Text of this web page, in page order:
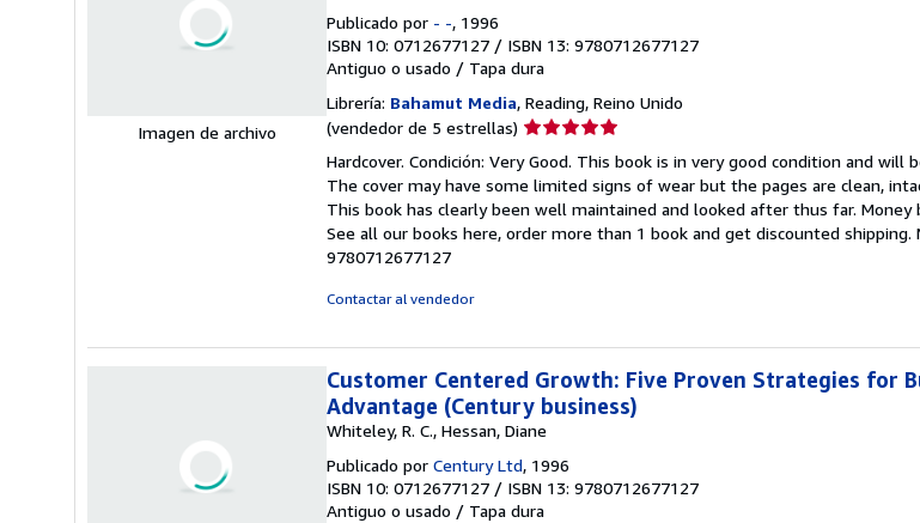
Imagen de archivo
Publicado por - -, 1996
ISBN 10: 0712677127 / ISBN 13: 9780712677127
Antiguo o usado / Tapa dura
Librería: Bahamut Media, Reading, Reino Unido
(vendedor de 5 estrellas) Calificación
vendedor:
5
de
5
Hardcover. Condición: Very Good. This book is in very good condition and
The cover may have some limited signs of wear but the pages are clean,
This book has clearly been well maintained and looked after thus far.
See all our books here, order more than 1 book and get discounted shipping.
9780712677127
Contactar al vendedor
Customer Centered Growth: Five Proven Strategies for
Advantage (Century business)
Whiteley, R. C., Hessan, Diane
Publicado por Century Ltd, 1996
ISBN 10: 0712677127 / ISBN 13: 9780712677127
Antiguo o usado / Tapa dura